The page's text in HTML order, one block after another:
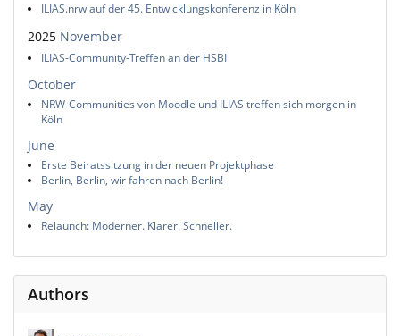
ILIAS.nrw auf der 45. Entwicklungskonferenz in Köln
2025 November
ILIAS-Community-Treffen an der HSBI
October
NRW-Communities von Moodle und ILIAS treffen sich morgen in
Köln
June
Erste Beiratssitzung in der neuen Projektphase
Berlin, Berlin, wir fahren nach Berlin!
May
Relaunch: Moderner. Klarer. Schneller.
Authors